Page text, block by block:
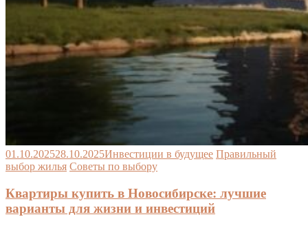
01.10.202528.10.2025Инвестиции в будущее Правильный
выбор жилья Советы по выбору
Квартиры купить в Новосибирске: лучшие
варианты для жизни и инвестиций